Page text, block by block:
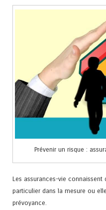
Prévenir un risque :
Les assurances-vie
particulier dans la mesure ou
prévoyance.